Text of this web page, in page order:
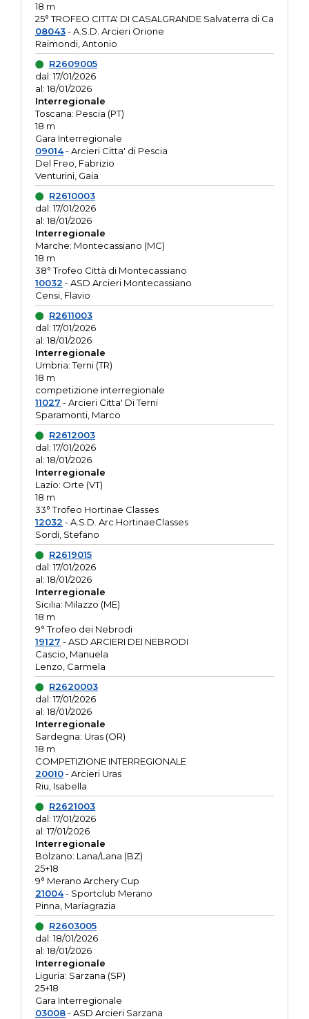
18 m
25° TROFEO CITTA' DI CASALGRANDE Salvaterra di Ca
08043- A.S.D. Arcieri Orione
Raimondi, Antonio
R2609005
dal: 17/01/2026
al: 18/01/2026
Interregionale
Toscana: Pescia (PT)
18 m
Gara Interregionale
09014- Arcieri Citta' di Pescia
Del Freo, Fabrizio
Venturini, Gaia
R2610003
dal: 17/01/2026
al: 18/01/2026
Interregionale
Marche: Montecassiano (MC)
18 m
38° Trofeo Città di Montecassiano
10032 - ASD Arcieri Montecassiano
Censi, Flavio
R2611003
dal: 17/01/2026
al: 18/01/2026
Interregionale
Umbria: Terni (TR)
18 m
competizione interregionale
11027 - Arcieri Citta' Di Terni
Sparamonti, Marco
R2612003
dal: 17/01/2026
al: 18/01/2026
Interregionale
Lazio: Orte (VT)
18 m
33° Trofeo Hortinae Classes
12032 - A.S.D. Arc.HortinaeClasses
Sordi, Stefano
R2619015
dal: 17/01/2026
al: 18/01/2026
Interregionale
Sicilia: Milazzo (ME)
18 m
9° Trofeo dei Nebrodi
19127 - ASD ARCIERI DEI NEBRODI
Cascio, Manuela
Lenzo, Carmela
R2620003
dal: 17/01/2026
al: 18/01/2026
Interregionale
Sardegna: Uras (OR)
18 m
COMPETIZIONE INTERREGIONALE
20010- Arcieri Uras
Riu, Isabella
R2621003
dal: 17/01/2026
al: 17/01/2026
Interregionale
Bolzano: Lana/Lana (BZ)
25+18
9° Merano Archery Cup
21004- Sportclub Merano
Pinna, Mariagrazia
R2603005
dal: 18/01/2026
al: 18/01/2026
Interregionale
Liguria: Sarzana (SP)
25+18
Gara Interregionale
03008- ASD Arcieri Sarzana